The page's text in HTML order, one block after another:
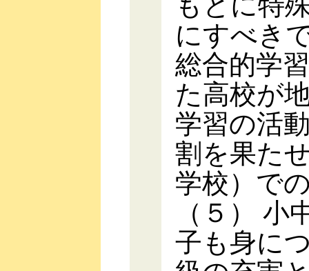
にすべき
総合的学
た高校が
学習の活
割を果た
学校）で
（５）
子も身に